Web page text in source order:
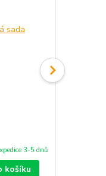
3-5 dnů
košíku